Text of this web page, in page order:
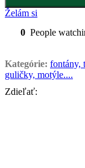
Želám si
0 People
Kategórie: fontány,
guličky, motýle....
Zdieľať: